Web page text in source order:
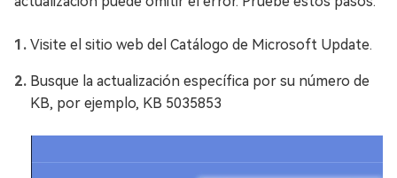
Visite el sitio web del Catálogo de Microsoft Update.
Busque la actualización específica por su número de
KB, por ejemplo, KB 5035853